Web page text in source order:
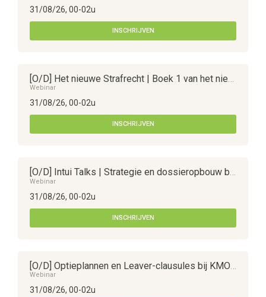
31/08/26, 00-02u
INSCHRIJVEN
[O/D] Het nieuwe Strafrecht | Boek 1 van het nieuw Strafwetboek : krachtlijnen rond daders en straffen
Webinar
31/08/26, 00-02u
INSCHRIJVEN
[O/D] Intui Talks | Strategie en dossieropbouw bij vennootschapsconflicten
Webinar
31/08/26, 00-02u
INSCHRIJVEN
Webinar
31/08/26, 00-02u